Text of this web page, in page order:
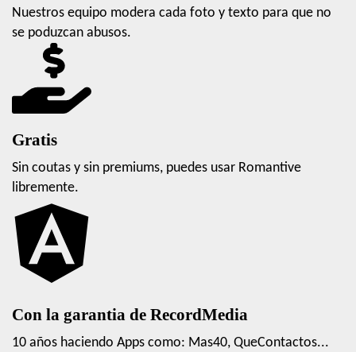
Nuestros equipo modera cada foto y texto para que no
se poduzcan abusos.
Gratis
Sin coutas y sin premiums, puedes usar Romantive
libremente.
Con la garantia de RecordMedia
10 años haciendo Apps como: Mas40, QueContactos...